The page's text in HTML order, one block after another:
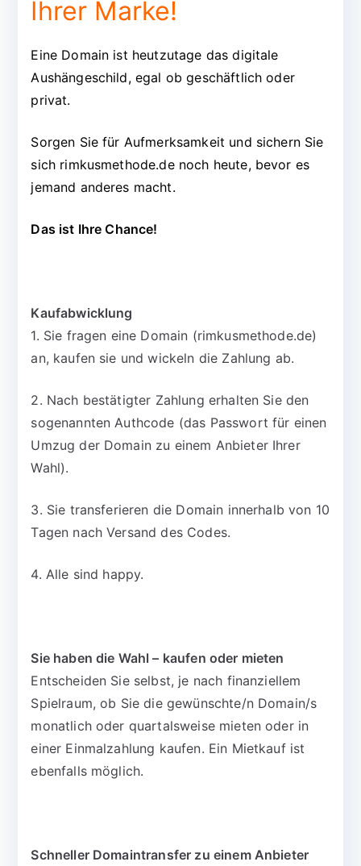
Ihrer Marke!
Eine Domain ist heutzutage das digitale
Aushängeschild, egal ob geschäftlich oder
privat.
Sorgen Sie für Aufmerksamkeit und sichern Sie
sich rimkusmethode.de noch heute, bevor es
jemand anderes macht.
Das ist Ihre Chance!
Kaufabwicklung
1. Sie fragen eine Domain (rimkusmethode.de)
an, kaufen sie und wickeln die Zahlung ab.
2. Nach bestätigter Zahlung erhalten Sie den
sogenannten Authcode (das Passwort für einen
Umzug der Domain zu einem Anbieter Ihrer
Wahl).
3. Sie transferieren die Domain innerhalb von 10
Tagen nach Versand des Codes.
4. Alle sind happy.
Sie haben die Wahl – kaufen oder mieten
Entscheiden Sie selbst, je nach finanziellem
Spielraum, ob Sie die gewünschte/n Domain/s
monatlich oder quartalsweise mieten oder in
einer Einmalzahlung kaufen. Ein Mietkauf ist
ebenfalls möglich.
Schneller Domaintransfer zu einem Anbieter